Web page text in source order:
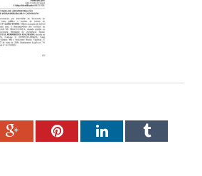
Google+PinterestLinkedInTumblr